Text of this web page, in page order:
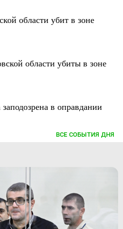
области убит в зоне
области убиты в зоне
в оправдании
ВСЕ СОБЫТИЯ ДНЯ